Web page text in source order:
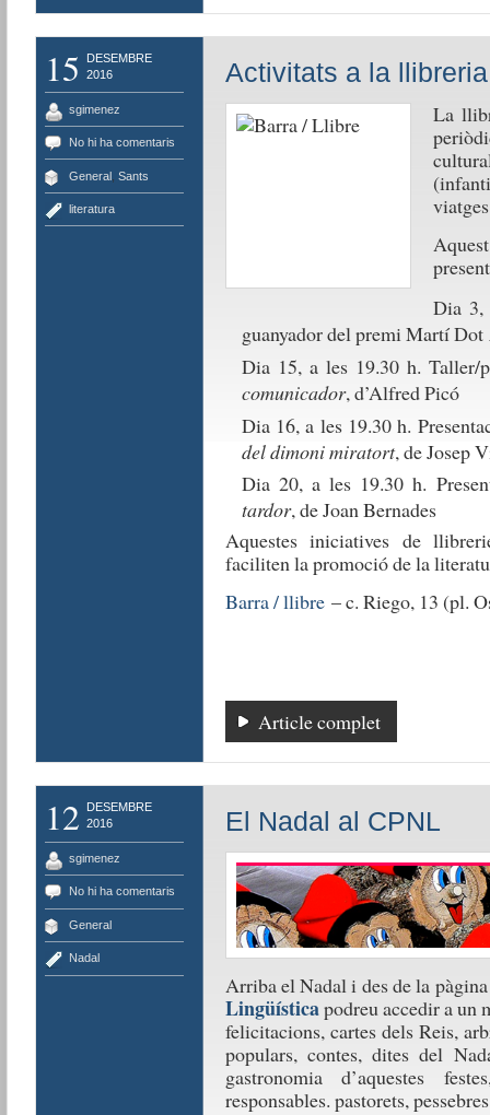
15
DESEMBRE
2016
sgimenez
No hi ha comentaris
General, Sants
literatura
Activitats a la
La
Dia 3,
guanyador del premi Martí Dot
Dia 15, a les 19.30 h. Taller/
comunicador, d’Alfred Picó
Dia 16, a les 19.30 h.
del dimoni miratort, de Josep
Dia 20, a les 19.30 h.
tardor, de Joan Bernades
Aquestes iniciatives de
faciliten la promoció de la
Barra / llibre– c. Riego, 13 (pl.
Article complet
12
DESEMBRE
2016
sgimenez
No hi ha comentaris
General
Nadal
El Nadal al CPNL
Arriba el Nadal i des de la
Lingüísticapodreu accedir a un
felicitacions, cartes dels Reis,
populars, contes, dites del
gastronomia d’aquestes
responsables. pastorets,